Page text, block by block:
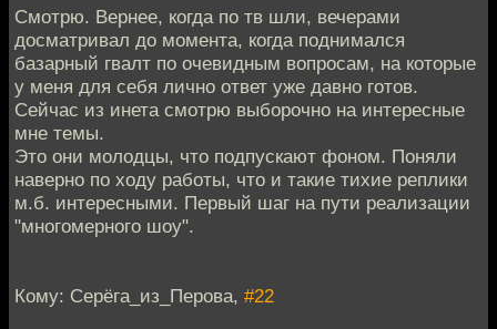
Смотрю. Вернее, когда по тв шли, вечерами
досматривал до момента, когда поднимался
базарный гвалт по очевидным вопросам, на которые
у меня для себя лично ответ уже давно готов.
Сейчас из инета смотрю выборочно на интересные
мне темы.
Это они молодцы, что подпускают фоном. Поняли
наверно по ходу работы, что и такие тихие реплики
м.б. интересными. Первый шаг на пути реализации
"многомерного шоу".
Кому: Серёга_из_Перова, #22